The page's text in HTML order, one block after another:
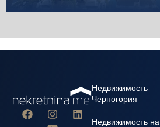
Недвижимость
Черногория
Недвижимость на